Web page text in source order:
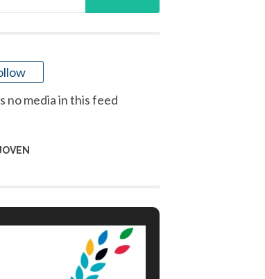
no media in this feed